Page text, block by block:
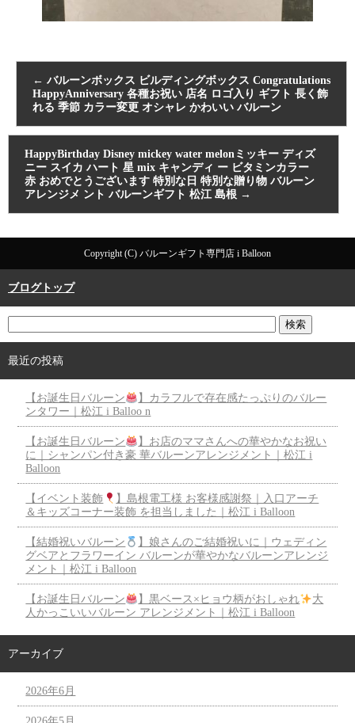
← バルーンボックス ビルディングボックス Congratulations
HappyAnniversary 各種お祝い 店名 ロゴ入り ギフト 長く飾
れる 季節 カラー変更 オシャレ かわいい バルーン
HappyBirthday Disney mickey water melonミッキー ディズ
ニー スイカ ハート 星 mix キャンディ ー ビタミンカラー
赤 おめでとうございます 特別な日 特別な贈り物 バルーン
アレンジメ ント バルーンギフト 松江 島根 →
Copyright (C) バルーンギフト専門店 i Balloon
ブログトップ
最近の投稿
【お誕生日バルーン
】カラフルで存在感たっぷりのバルー
ンタワー｜松江 i Balloo n
【お誕生日バルーン
】お店のママさんへの華やかなお祝い
に｜シャンパン付き豪 華バルーンアレンジメント｜松江 i
Balloon
【イベント装飾
】島根電工様 お客様感謝祭｜入口アーチ
＆キッズコーナー装飾 を担当しました｜松江 i Balloon
【結婚祝いバルーン
】娘さんのご結婚祝いに｜ウェディン
グベアとフラワーイン バルーンが華やかなバルーンアレンジ
メント｜松江 i Balloon
【お誕生日バルーン 】黒ベース×ヒョウ柄がおしゃれ
大
人かっこいいバルーン アレンジメント｜松江 i Balloon
アーカイブ
2026年6月